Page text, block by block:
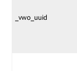
_vwo_uuid